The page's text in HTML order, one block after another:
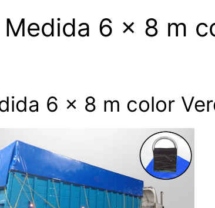
6 x 8 m
6 x 8 m color